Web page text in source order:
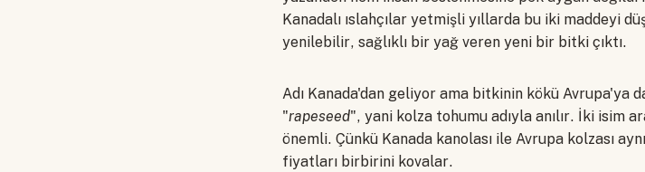
Kanadalı ıslahçılar yetmişli yıllarda bu iki maddeyi
yenilebilir, sağlıklı bir yağ veren yeni bir bitki çıktı.
Adı Kanada'dan geliyor ama bitkinin kökü Avrupa'ya
"rapeseed", yani kolza tohumu adıyla anılır. İki isim
önemli. Çünkü Kanada kanolası ile Avrupa kolzası
fiyatları birbirini kovalar.